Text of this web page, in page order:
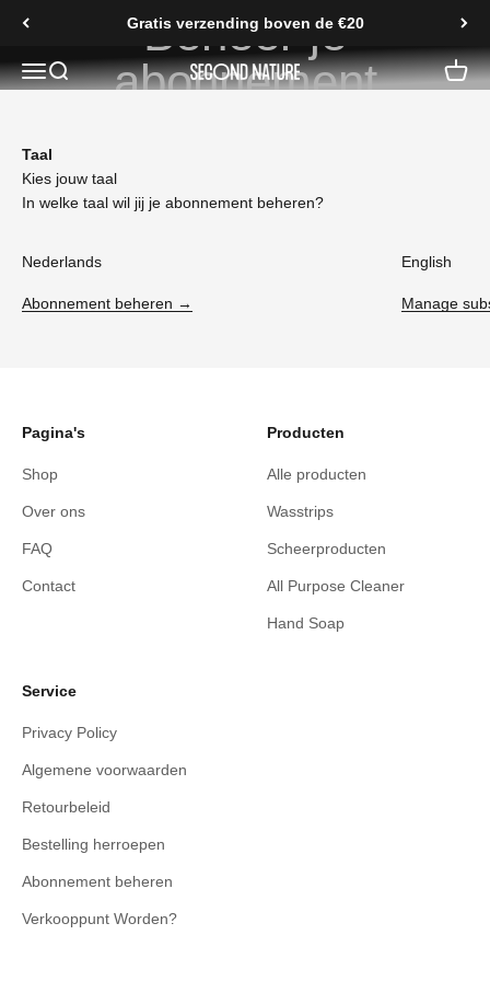
Gratis verzending boven de €20
Navigatiemenu openen
Zoeken openen Second Nature
Beheer je
abonnement
Taal
Kies jouw taal
In welke taal wil jij je abonnement beheren?
Nederlands
Abonnement beheren →
English
Manage
Pagina's
Shop
Over ons
FAQ
Contact
Producten
Alle producten
Wasstrips
Scheerproducten
All Purpose Cleaner
Hand Soap
Service
Privacy Policy
Algemene voorwaarden
Retourbeleid
Bestelling herroepen
Abonnement beheren
Verkooppunt Worden?